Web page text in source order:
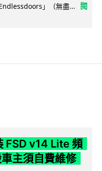
」（無盡...
閱
FSD v14 Lite 頻
主須自費維修